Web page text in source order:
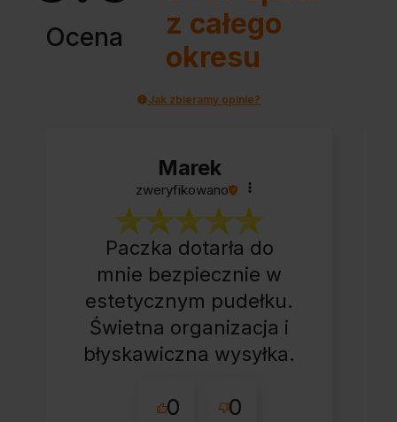
Ocena
z całego
okresu
Jak zbieramy opinie?
Marek
zweryfikowano
Paczka dotarła do
mnie bezpiecznie w
estetycznym pudełku.
Świetna organizacja i
błyskawiczna wysyłka.
sklepu nie pierwszy
0 0